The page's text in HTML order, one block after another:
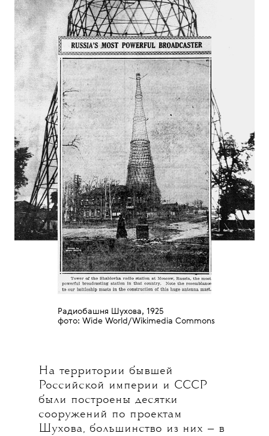
Радиобашня Шухова, 1925
фото: Wide World/Wikimedia Commons
На территории бывшей
Российской империи и СССР
были построены десятки
сооружений по проектам
Шухова, большинство из них — в